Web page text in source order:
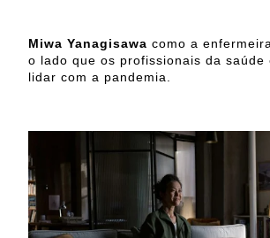
Miwa Yanagisawa como a
o lado que os profissionais da saúde
lidar com a pandemia.